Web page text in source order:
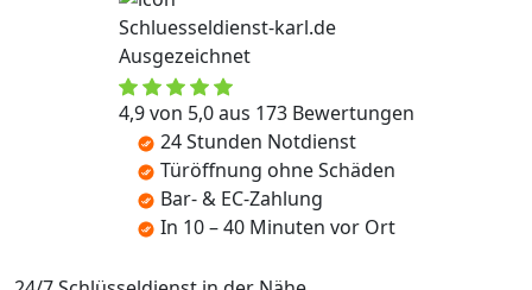
Schluesseldienst-karl.de
Ausgezeichnet
4,9 von 5,0 aus 173 Bewertungen
24 Stunden Notdienst
Türöffnung ohne Schäden
Bar- & EC-Zahlung
In 10 – 40 Minuten vor Ort